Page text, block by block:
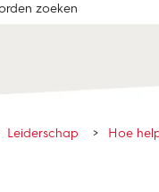
Leiderschap Hoe